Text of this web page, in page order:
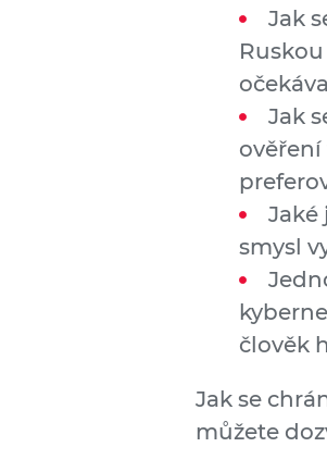
Jak
Jak
Jaké
smysl
člověk
Jak se
můžete